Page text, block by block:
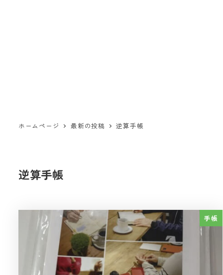
ホームページ 最新の投稿 逆算手帳
逆算手帳
手帳